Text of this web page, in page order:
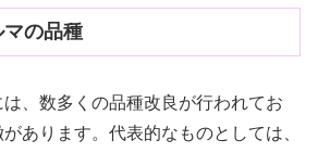
の品種
、数多くの品種改良が行われてお
あります。代表的なものとしては、